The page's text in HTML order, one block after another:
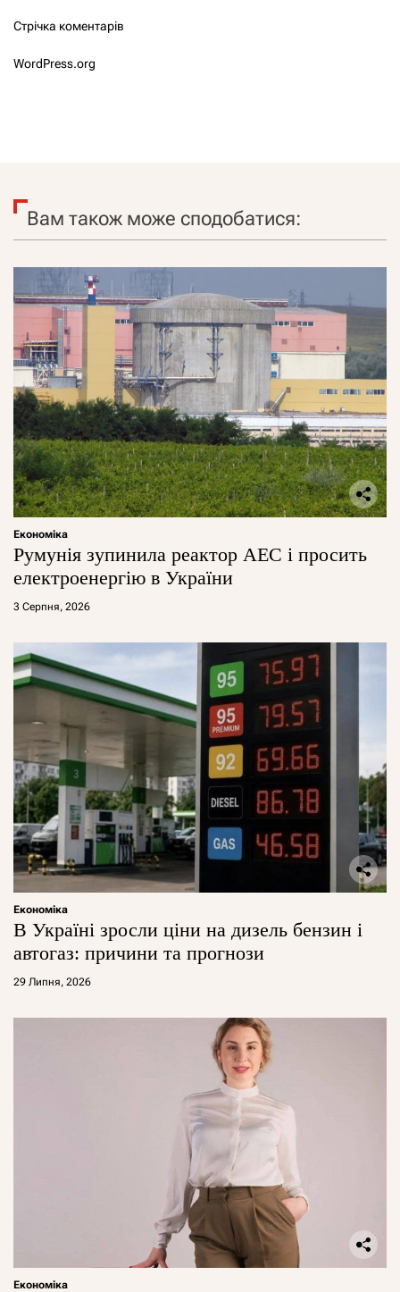
Стрічка коментарів
WordPress.org
Вам також може сподобатися:
Економіка
Румунія зупинила реактор АЕС і просить
електроенергію в України
3 Серпня, 2026
Економіка
В Україні зросли ціни на дизель бензин і
автогаз: причини та прогнози
29 Липня, 2026
Економіка